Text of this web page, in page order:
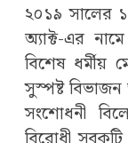
২০১৯ সালের
অ্যাক্ট-এর
বিশেষ ধর্মীয়
সুস্পষ্ট
সংশোধনী